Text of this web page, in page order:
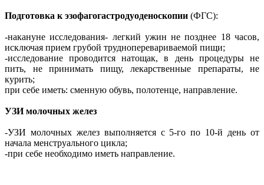
Подготовка к эзофагогастродуоденоскопии (ФГС):
-накануне исследования- легкий ужин не позднее 18 часов,
исключая прием грубой трудноперевариваемой пищи;
-исследование проводится натощак, в день процедуры не
пить, не принимать пищу, лекарственные препараты, не
курить;
при себе иметь: сменную обувь, полотенце, направление.
УЗИ молочных желез
-УЗИ молочных желез выполняется с 5-го по 10-й день от
начала менструального цикла;
-при себе необходимо иметь направление.